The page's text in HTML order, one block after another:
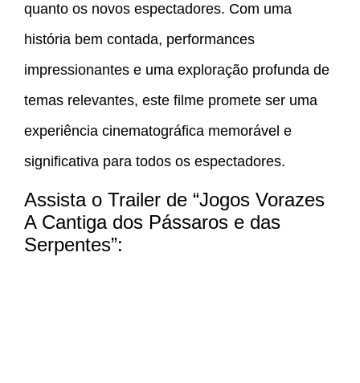
quanto os novos espectadores. Com uma
história bem contada, performances
impressionantes e uma exploração profunda de
temas relevantes, este filme promete ser uma
experiência cinematográfica memorável e
significativa para todos os espectadores.
Assista o Trailer de “Jogos Vorazes
A Cantiga dos Pássaros e das
Serpentes”: